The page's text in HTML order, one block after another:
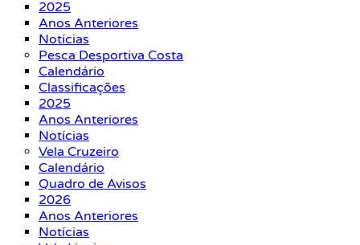
2025
Anos Anteriores
Notícias
Pesca Desportiva Costa
Calendário
Classificações
2025
Anos Anteriores
Notícias
Vela Cruzeiro
Calendário
Quadro de Avisos
2026
Anos Anteriores
Notícias